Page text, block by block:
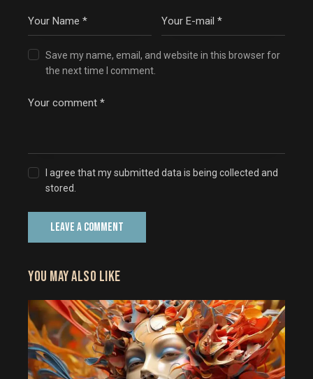
Save my name, email, and website in this browser for
the next time I comment.
I agree that my submitted data is being collected and
stored.
YOU MAY ALSO LIKE